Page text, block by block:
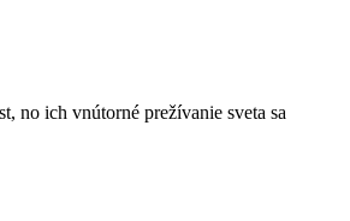
no ich vnútorné prežívanie sveta sa